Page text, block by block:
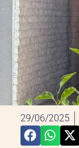
29/06/2025